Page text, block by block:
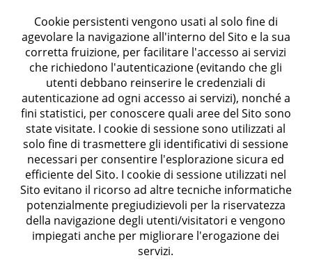
Cookie persistenti vengono usati al solo fine di
agevolare la navigazione all'interno del Sito e la sua
corretta fruizione, per facilitare l'accesso ai servizi
che richiedono l'autenticazione (evitando che gli
utenti debbano reinserire le credenziali di
autenticazione ad ogni accesso ai servizi), nonché a
fini statistici, per conoscere quali aree del Sito sono
state visitate. I cookie di sessione sono utilizzati al
solo fine di trasmettere gli identificativi di sessione
necessari per consentire l'esplorazione sicura ed
efficiente del Sito. I cookie di sessione utilizzati nel
Sito evitano il ricorso ad altre tecniche informatiche
potenzialmente pregiudizievoli per la riservatezza
della navigazione degli utenti/visitatori e vengono
impiegati anche per migliorare l'erogazione dei
servizi.